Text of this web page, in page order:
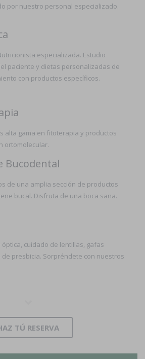
por nuestro personal especializado.
especializada. Estudio
paciente y dietas personalizadas de
con productos específicos.
alta gama en fitoterapia y productos
ortomolecular.
Bucodental
de una amplia sección de productos
bucal. Disfruta de una boca sana.
óptica, cuidado de lentillas, gafas
de presbicia. Sorpréndete con nuestros
TÚ RESERVA